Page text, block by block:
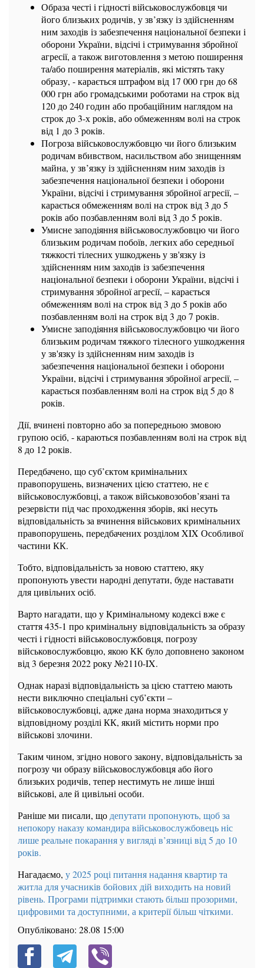
Образа честі і гідності військовослужбовця чи
його близьких родичів, у зв’язку із здійсненням
ним заходів із забезпечення національної безпеки і
оборони України, відсічі і стримування збройної
агресії, а також виготовлення з метою поширення
та/або поширення матеріалів, які містять таку
образу, - карається штрафом від 17 000 грн до 68
000 грн або громадськими роботами на строк від
120 до 240 годин або пробаційним наглядом на
строк до 3-х років, або обмеженням волі на строк
від 1 до 3 років.
Погроза військовослужбовцю чи його близьким
родичам вбивством, насильством або знищенням
майна, у зв’язку із здійсненням ним заходів із
забезпечення національної безпеки і оборони
України, відсічі і стримування збройної агресії, –
карається обмеженням волі на строк від 3 до 5
років або позбавленням волі від 3 до 5 років.
Умисне заподіяння військовослужбовцю чи його
близьким родичам побоїв, легких або середньої
тяжкості тілесних ушкоджень у зв'язку із
здійсненням ним заходів із забезпечення
національної безпеки і оборони України, відсічі і
стримування збройної агресії, – карається
обмеженням волі на строк від 3 до 5 років або
позбавленням волі на строк від 3 до 7 років.
Умисне заподіяння військовослужбовцю чи його
близьким родичам тяжкого тілесного ушкодження
у зв'язку із здійсненням ним заходів із
забезпечення національної безпеки і оборони
України, відсічі і стримування збройної агресії, –
карається позбавленням волі на строк від 5 до 8
років.
Дії, вчинені повторно або за попередньою змовою
групою осіб, - караються позбавленням волі на строк від
8 до 12 років.
Передбачено, що суб’єктом кримінальних
правопорушень, визначених цією статтею, не є
військовослужбовці, а також військовозобов’язані та
резервісти під час проходження зборів, які несуть
відповідальність за вчинення військових кримінальних
правопорушень, передбачених розділом XIX Особливої
частини КК.
Тобто, відповідальність за новою статтею, яку
пропонують увести народні депутати, буде наставати
для цивільних осіб.
Варто нагадати, що у Кримінальному кодексі вже є
стаття 435-1 про кримінальну відповідальність за образу
честі і гідності військовослужбовця, погрозу
військовослужбовцю, якою КК було доповнено законом
від 3 березня 2022 року №2110-IX.
Однак наразі відповідальність за цією статтею мають
нести виключно спеціальні суб’єкти –
військовослужбовці, адже дана норма знаходиться у
відповідному розділі КК, який містить норми про
військові злочини.
Таким чином, згідно нового закону, відповідальність за
погрозу чи образу військовослужбовця або його
близьких родичів, тепер нестимуть не лише інші
військові, але й цивільні особи.
Раніше ми писали, щодепутати пропонують, щоб за
непокору наказу командира військовослужбовець ніс
лише реальне покарання у вигляді в’язниці від 5 до 10
років.
Нагадаємо, у 2025 році питання надання квартир та
житла для учасників бойових дій виходить на новий
рівень. Програми підтримки стають більш прозорими,
цифровими та доступними, а критерії більш чіткими.
Опубліковано: 28.08 15:00